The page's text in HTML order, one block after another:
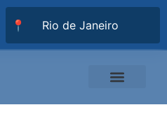
📍